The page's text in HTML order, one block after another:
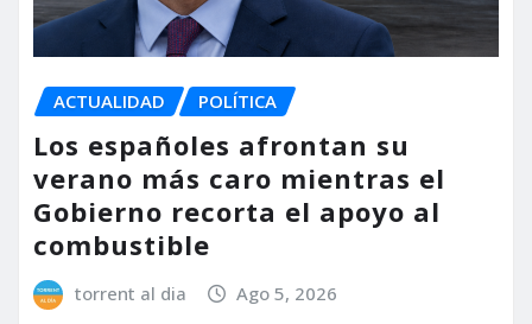
ACTUALIDAD POLÍTICA
Los españoles afrontan su
verano más caro mientras el
Gobierno recorta el apoyo al
combustible
torrent al dia Ago 5, 2026